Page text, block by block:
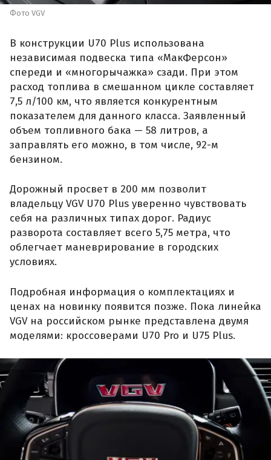
Фото VGV
В конструкции U70 Plus использована
независимая подвеска типа «МакФерсон»
спереди и «многорычажка» сзади. При этом
расход топлива в смешанном цикле составляет
7,5 л/100 км, что является конкурентным
показателем для данного класса. Заявленный
объем топливного бака — 58 литров, а
заправлять его можно, в том числе, 92-м
бензином.
Дорожный просвет в 200 мм позволит
владельцу VGV U70 Plus уверенно чувствовать
себя на различных типах дорог. Радиус
разворота составляет всего 5,75 метра, что
облегчает маневрирование в городских
условиях.
Подробная информация о комплектациях и
ценах на новинку появится позже. Пока линейка
VGV на российском рынке представлена двумя
моделями: кроссоверами U70 Pro и U75 Plus.